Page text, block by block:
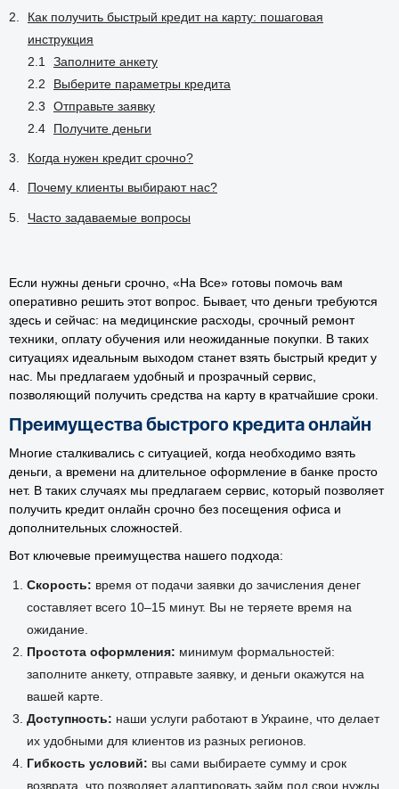
Как получить быстрый кредит на карту: пошаговая
инструкция
Заполните анкету
Выберите параметры кредита
Отправьте заявку
Получите деньги
Когда нужен кредит срочно?
Почему клиенты выбирают нас?
Часто задаваемые вопросы
Если нужны деньги срочно, «На Все» готовы помочь вам
оперативно решить этот вопрос. Бывает, что деньги требуются
здесь и сейчас: на медицинские расходы, срочный ремонт
техники, оплату обучения или неожиданные покупки. В таких
ситуациях идеальным выходом станет взять быстрый кредит у
нас. Мы предлагаем удобный и прозрачный сервис,
позволяющий получить средства на карту в кратчайшие сроки.
Преимущества быстрого кредита онлайн
Многие сталкивались с ситуацией, когда необходимо взять
деньги, а времени на длительное оформление в банке просто
нет. В таких случаях мы предлагаем сервис, который позволяет
получить кредит онлайн срочно без посещения офиса и
дополнительных сложностей.
Вот ключевые преимущества нашего подхода:
Скорость: время от подачи заявки до зачисления денег
составляет всего 10–15 минут. Вы не теряете время на
ожидание.
Простота оформления: минимум формальностей:
заполните анкету, отправьте заявку, и деньги окажутся на
вашей карте.
Доступность: наши услуги работают в Украине, что делает
их удобными для клиентов из разных регионов.
Гибкость условий: вы сами выбираете сумму и срок
возврата, что позволяет адаптировать займ под свои нужды.